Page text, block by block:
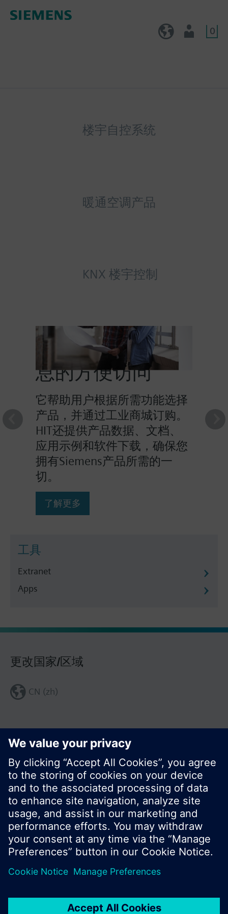
0
楼宇自控系统
暖通空调产品
KNX 楼宇控制
HIT提供对产品信
息的方便访问
它帮助用户根据所需功能选择
产品，并通过工业商城订购。
HIT还提供产品数据、文档、
应用示例和软件下载，确保您
拥有Siemens产品所需的一
切。
了解更多
工具
Extranet
Apps
更改国家/区域
CN (zh)